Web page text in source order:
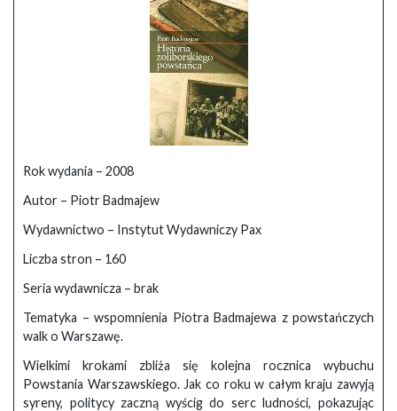
Rok wydania – 2008
Autor – Piotr Badmajew
Wydawnictwo – Instytut Wydawniczy Pax
Liczba stron – 160
Seria wydawnicza – brak
Tematyka – wspomnienia Piotra Badmajewa z powstańczych
walk o Warszawę.
Wielkimi krokami zbliża się kolejna rocznica wybuchu
Powstania Warszawskiego. Jak co roku w całym kraju zawyją
syreny, politycy zaczną wyścig do serc ludności, pokazując